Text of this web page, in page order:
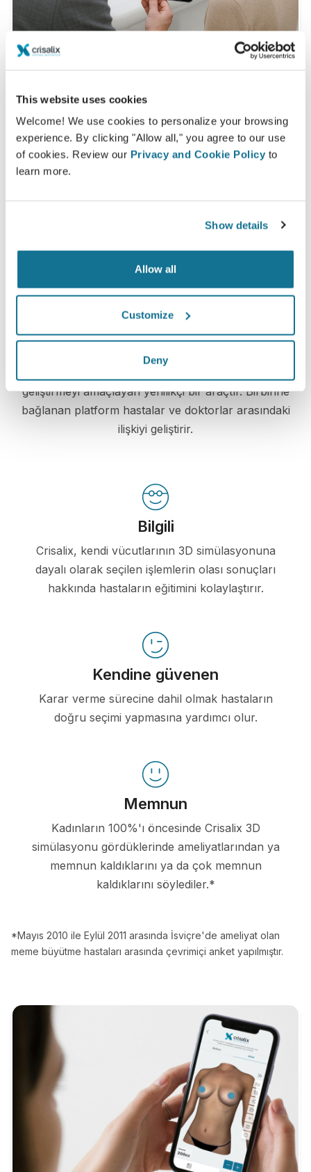
This website uses cookies
Welcome! We use cookies to personalize your browsing
experience. By clicking "Allow all," you agree to our use
of cookies. Review our Privacy and Cookie Policy to
learn more.
Show details
Allow all
Customize
Deny
Tipik bir 3D konsültasyon nedir?
Bir sonraki randevunuz sırasındaMD Ivar van
Heijningen'dan değerli tavsiyeler alırken "yeni sizi"
keşfedebileceksiniz.
Yeni sizi şimdi görün!
Hasta bakımı seviyesini artırın
geliştirmeyi amaçlayan yenilikçi bir araçtır. Birbirine
bağlanan platform hastalar ve doktorlar arasındaki
ilişkiyi geliştirir.
Bilgili
Crisalix, kendi vücutlarının 3D simülasyonuna
dayalı olarak seçilen işlemlerin olası sonuçları
hakkında hastaların eğitimini kolaylaştırır.
Kendine güvenen
Karar verme sürecine dahil olmak hastaların
doğru seçimi yapmasına yardımcı olur.
Memnun
Kadınların 100%'ı öncesinde Crisalix 3D
simülasyonu gördüklerinde ameliyatlarından ya
memnun kaldıklarını ya da çok memnun
kaldıklarını söylediler.*
*Mayıs 2010 ile Eylül 2011 arasında İsviçre'de ameliyat olan
meme büyütme hastaları arasında çevrimiçi anket yapılmıştır.